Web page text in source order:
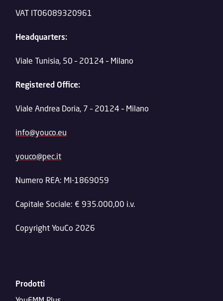
VAT IT06089320961
Headquarters:
Viale Tunisia, 50 – 20124 – Milano
Registered Office:
Viale Andrea Doria, 7 – 20124 – Milano
info@youco.eu
youco@pec.it
Numero REA: MI-1869059
Capitale Sociale: € 935.000,00 i.v.
Copyright YouCo 2026
Prodotti